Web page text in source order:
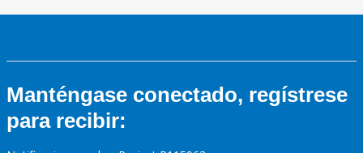
Manténgase conectado, regístrese
para recibir: